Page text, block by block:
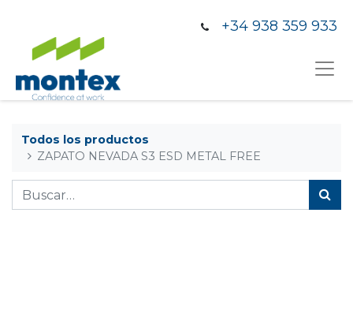
+34 938 359 933
Todos los productos
ZAPATO NEVADA S3 ESD METAL FREE